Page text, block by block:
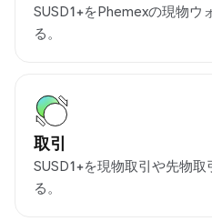
SUSD1+をPhemexの現物ウ
る。
取引
SUSD1+を現物取引や先物
る。